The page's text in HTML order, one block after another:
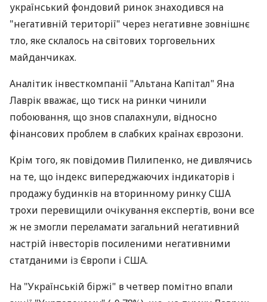
український фондовий ринок знаходився на
"негативній території" через негативне зовнішнє
тло, яке склалось на світових торговельних
майданчиках.
Аналітик інвесткомпанії "Альтана Капітал" Яна
Лаврік вважає, що тиск на ринки чинили
побоювання, що знов спалахнули, відносно
фінансових проблем в слабких країнах єврозони.
Крім того, як повідомив Пилипенко, не дивлячись
на те, що індекс випереджаючих індикаторів і
продажу будинків на вторинному ринку США
трохи перевищили очікування експертів, вони все
ж не змогли переламати загальний негативний
настрій інвесторів посиленими негативними
статданими із Європи і США.
На "Українській біржі" в четвер помітно впали